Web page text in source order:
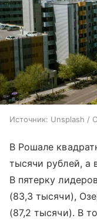
Источник: Unsplash /
В Рошале
тысячи рублей,
В пятерку
(83,3 тысячи),
(87,2 тысячи). В